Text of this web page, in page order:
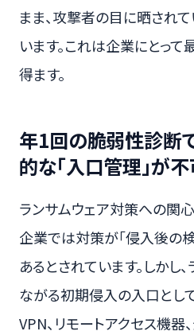
まま、攻撃者の目に晒され
います。これは企業にとっ
得ます。
年1回の脆弱性診断
的な「入口管理」が
ランサムウェア対策への関
企業では対策が「侵入後の
あるとされています。しかし
ながる初期侵入の入口とし
VPN、リモートアクセス機器